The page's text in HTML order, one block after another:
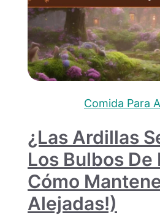
Comida Para
¿Las Ardillas
Los Bulbos De
Cómo
Alejadas!)